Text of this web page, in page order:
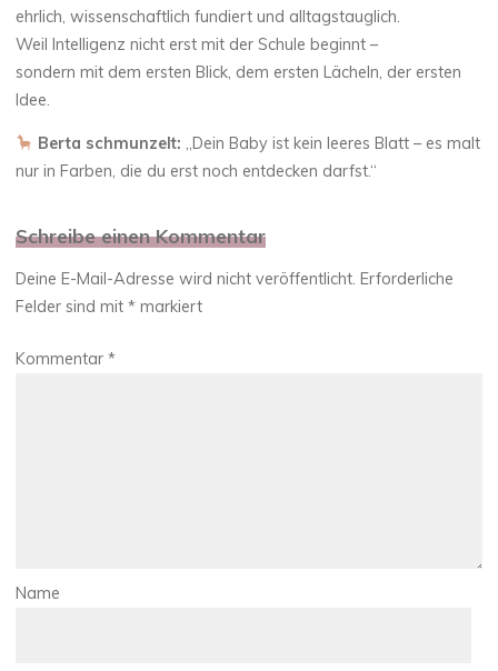
ehrlich, wissenschaftlich fundiert und alltagstauglich.
Weil Intelligenz nicht erst mit der Schule beginnt –
sondern mit dem ersten Blick, dem ersten Lächeln, der ersten
Idee.
Berta schmunzelt: „Dein Baby ist kein leeres Blatt – es malt
nur in Farben, die du erst noch entdecken darfst.“
Schreibe einen Kommentar
Deine E-Mail-Adresse wird nicht veröffentlicht. Erforderliche
Felder sind mit* markiert
Kommentar*
Name